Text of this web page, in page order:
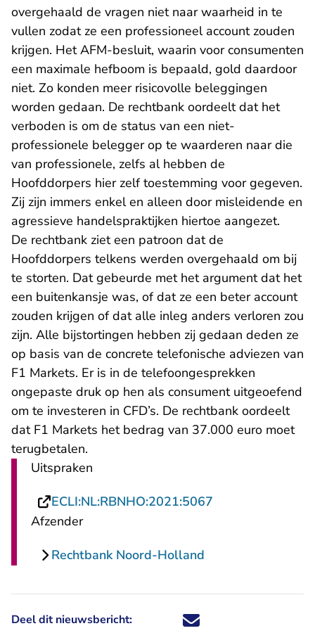
overgehaald de vragen niet naar waarheid in te
vullen zodat ze een professioneel account zouden
krijgen. Het AFM-besluit, waarin voor consumenten
een maximale hefboom is bepaald, gold daardoor
niet. Zo konden meer risicovolle beleggingen
worden gedaan. De rechtbank oordeelt dat het
verboden is om de status van een niet-
professionele belegger op te waarderen naar die
van professionele, zelfs al hebben de
Hoofddorpers hier zelf toestemming voor gegeven.
Zij zijn immers enkel en alleen door misleidende en
agressieve handelspraktijken hiertoe aangezet.
De rechtbank ziet een patroon dat de
Hoofddorpers telkens werden overgehaald om bij
te storten. Dat gebeurde met het argument dat het
een buitenkansje was, of dat ze een beter account
zouden krijgen of dat alle inleg anders verloren zou
zijn. Alle bijstortingen hebben zij gedaan deden ze
op basis van de concrete telefonische adviezen van
F1 Markets. Er is in de telefoongesprekken
ongepaste druk op hen als consument uitgeoefend
om te investeren in CFD’s. De rechtbank oordeelt
dat F1 Markets het bedrag van 37.000 euro moet
terugbetalen.
Uitspraken
ECLI:NL:RBNHO:2021:5067
Afzender
Rechtbank Noord-Holland
Deel dit nieuwsbericht: Deel dit nieuwsbericht via X -
Deel dit nieuwsbericht via
Deel dit nieuwsbericht
Deel dit